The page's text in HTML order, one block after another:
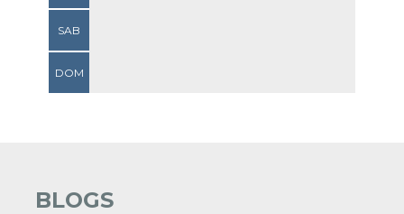
SAB
DOM
BLOGS